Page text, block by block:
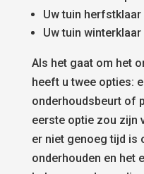
Uw tuin
Uw tuin winterklaar
Als het gaat om het
heeft u twee opties:
onderhoudsbeurt of
eerste optie zou zijn
er niet genoeg tijd is
onderhouden en het